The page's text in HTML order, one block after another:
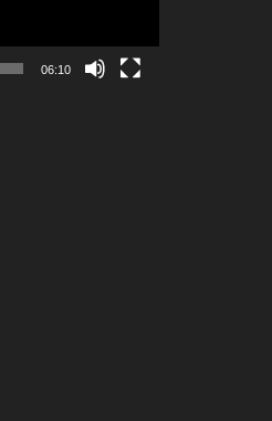
06:10